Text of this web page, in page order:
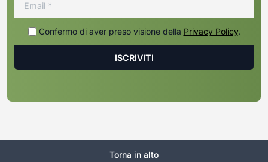
Confermo di aver preso visione della Privacy Policy.
Torna in alto